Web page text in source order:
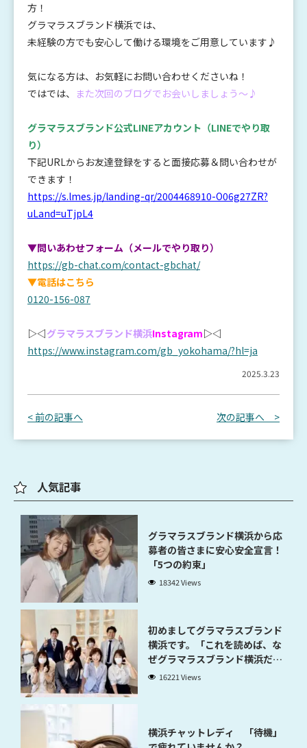
方！
グラマラスブランド横浜では、
未経験の方でも安心して働ける環境をご用意しています♪
気になる方は、お気軽にお問い合わせくださいね！
ではでは、 また次回のブログでお会いしましょう～♪
グラマラスブランド公式LINEアカウント （LINEでやり取
り）
下記URLからお友達登録をすると面接応募＆問い合わせが
できます！
https://s.lmes.jp/landing-qr/2004468910-O06g27ZR?
uLand=uTjpL4
▼問いあわせフォーム（メールでやり取り）
https://gb-chat.com/contact-gbchat/
▼電話はこちら
0120-156-087
▷◁グラマラスブランド横浜Instagram▷◁
https://www.instagram.com/gb_yokohama/?hl=ja
2025.3.23
< 前の記事へ 次の記事へ >
人気記事
グラマラスブランド横浜から応
募者の皆さまに安心安全宣言！
「5つの約束」
18342 Views
初めましてグラマラスブランド
横浜です。「これを読めば、な
ぜグラマラスブランド横浜だと
稼げるのかが分かります」
16221 Views
横浜チャットレディ 「待機」